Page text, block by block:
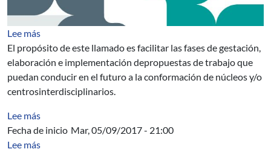
Lee más
El propósito de este llamado es facilitar las fases de gestación,
elaboración e implementación depropuestas de trabajo que
puedan conducir en el futuro a la conformación de núcleos y/o
centrosinterdisciplinarios.
Lee más
Fecha de inicio Mar, 05/09/2017 - 21:00
Lee más